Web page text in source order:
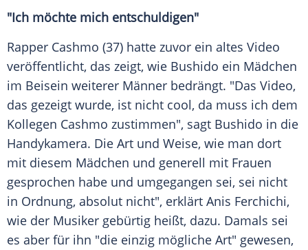
"Ich möchte mich entschuldigen"
Rapper Cashmo (37) hatte zuvor ein altes Video
veröffentlicht, das zeigt, wie Bushido ein Mädchen
im Beisein weiterer Männer bedrängt. "Das Video,
das gezeigt wurde, ist nicht cool, da muss ich dem
Kollegen Cashmo zustimmen", sagt Bushido in die
Handykamera. Die Art und Weise, wie man dort
mit diesem Mädchen und generell mit Frauen
gesprochen habe und umgegangen sei, sei nicht
in Ordnung, absolut nicht", erklärt Anis Ferchichi,
wie der Musiker gebürtig heißt, dazu. Damals sei
es aber für ihn "die einzig mögliche Art" gewesen,